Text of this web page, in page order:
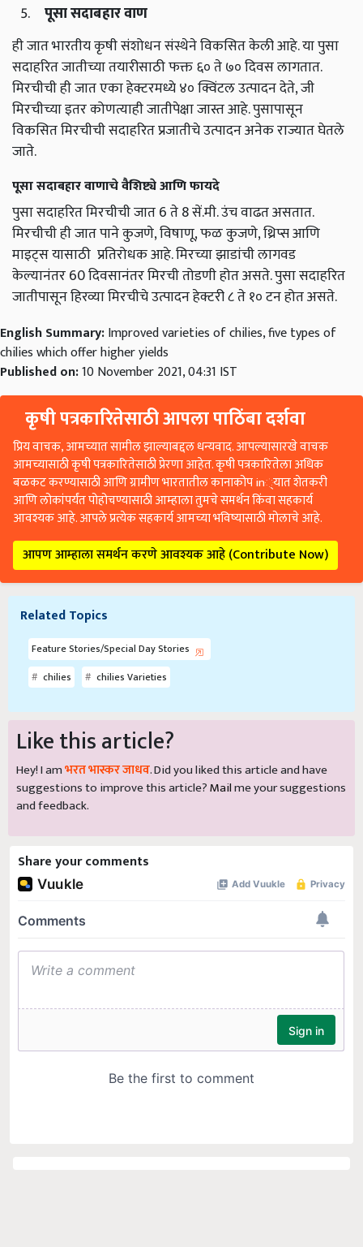
पूसा सदाबहार वाण
ही जात भारतीय कृषी संशोधन संस्थेने विकसित केली आहे. या पुसा
सदाहरित जातीच्या तयारीसाठी फक्त ६० ते ७० दिवस लागतात.
मिरचीची ही जात एका हेक्टरमध्ये ४० क्विंटल उत्पादन देते, जी
मिरचीच्या इतर कोणत्याही जातीपेक्षा जास्त आहे. पुसापासून
विकसित मिरचीची सदाहरित प्रजातीचे उत्पादन अनेक राज्यात घेतले
जाते.
पूसा सदाबहार वाणाचे वैशिष्ट्ये आणि फायदे
पुसा सदाहरित मिरचीची जात 6 ते 8 सें.मी. उंच वाढत असतात.
मिरचीची ही जात पाने कुजणे, विषाणू, फळ कुजणे, थ्रिप्स आणि
माइट्स यासाठी प्रतिरोधक आहे. मिरच्या झाडांची लागवड
केल्यानंतर 60 दिवसानंतर मिरची तोडणी होत असते. पुसा सदाहरित
जातीपासून हिरव्या मिरचीचे उत्पादन हेक्टरी ८ ते १० टन होत असते.
English Summary:Improved varieties of chilies, five types of
chilies which offer higher yields
Published on:10 November 2021, 04:31 IST
कृषी पत्रकारितेसाठी आपला पाठिंबा दर्शवा
प्रिय वाचक, आमच्यात सामील झाल्याबद्दल धन्यवाद. आपल्यासारखे वाचक
आमच्यासाठी कृषी पत्रकारितेसाठी प्रेरणा आहेत. कृषी पत्रकारितेला अधिक
बळकट करण्यासाठी आणि ग्रामीण भारतातील कानाकोप in्यात शेतकरी
आणि लोकांपर्यंत पोहोचण्यासाठी आम्हाला तुमचे समर्थन किंवा सहकार्य
आवश्यक आहे. आपले प्रत्येक सहकार्य आमच्या भविष्यासाठी मोलाचे आहे.
आपण आम्हाला समर्थन करणे आवश्यक आहे (Contribute Now)
Related Topics
Feature Stories/Special Day Stories
chilies
chilies Varieties
Like this article?
Hey! I amभरत भास्कर जाधव. Did you liked this article and have
suggestions to improve this article?Mailme your suggestions
and feedback.
Share your comments